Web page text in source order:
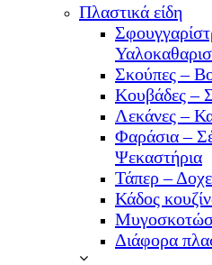
Πλαστικά είδη
Σκούπες –
Κουβάδες –
Λεκάνες –
Φαράσια –
Ψεκαστήρια
Τάπερ –
Κάδος
Διάφορα